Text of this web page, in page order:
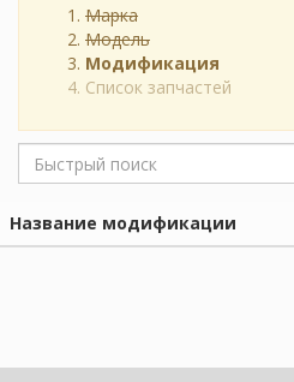
Марка
Модель
Модификация
Список запчастей
Название модификации